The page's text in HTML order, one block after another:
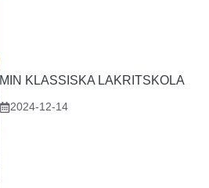
MIN KLASSISKA LAKRITSKOLA
2024-12-14